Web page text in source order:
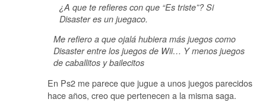
¿A que te refieres con que “Es triste”? Si
Disaster es un juegaco.
Me refiero a que ojalá hubiera más juegos como
Disaster entre los juegos de Wii… Y menos juegos
de caballitos y bailecitos
En Ps2 me parece que jugue a unos juegos parecidos
hace años, creo que pertenecen a la misma saga.